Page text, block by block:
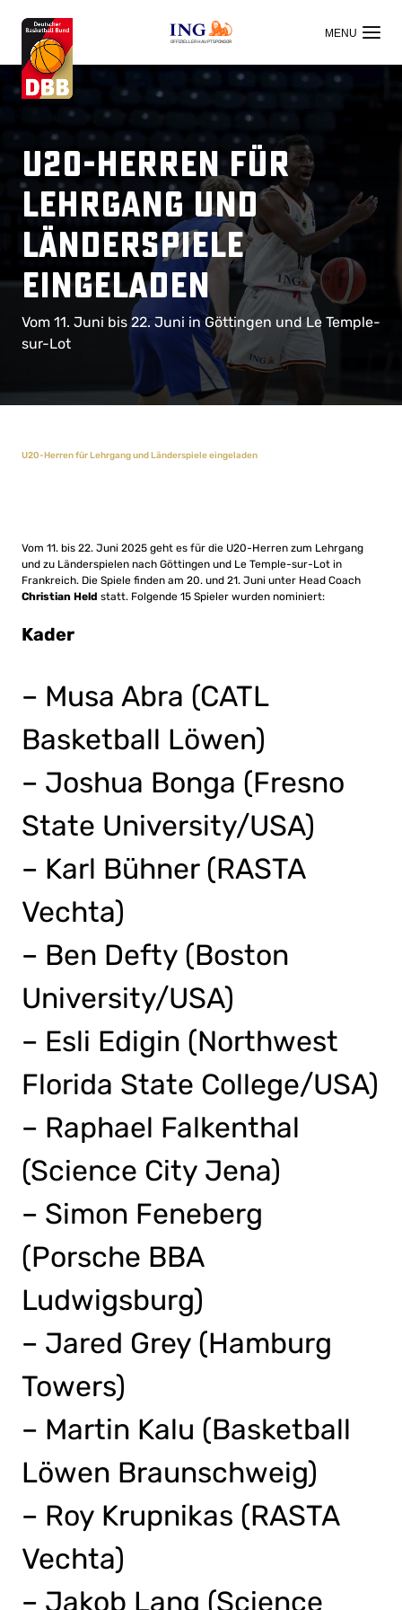
OFFIZIELLER HAUPTSPONSOR
U20-Herren für
Lehrgang und
Länderspiele
eingeladen
Vom 11. Juni bis 22. Juni in Göttingen und Le Temple-
sur-Lot
U20-Herren für Lehrgang und Länderspiele eingeladen
Vom 11. bis 22. Juni 2025 geht es für die U20-Herren zum Lehrgang
und zu Länderspielen nach Göttingen und Le Temple-sur-Lot in
Frankreich. Die Spiele finden am 20. und 21. Juni unter Head Coach
Christian Held statt. Folgende 15 Spieler wurden nominiert:
Kader
– Musa Abra (CATL
Basketball Löwen)
– Joshua Bonga (Fresno
State University/USA)
– Karl Bühner (RASTA
Vechta)
– Ben Defty (Boston
University/USA)
– Esli Edigin (Northwest
Florida State College/USA)
– Raphael Falkenthal
(Science City Jena)
– Simon Feneberg
(Porsche BBA
Ludwigsburg)
– Jared Grey (Hamburg
Towers)
– Martin Kalu (Basketball
Löwen Braunschweig)
– Roy Krupnikas (RASTA
Vechta)
– Jakob Lang (Science